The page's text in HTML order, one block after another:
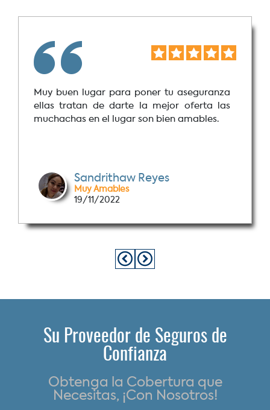
Muy buen lugar para poner tu aseguranza
ellas tratan de darte la mejor oferta las
muchachas en el lugar son bien amables.
Sandrithaw Reyes
Muy Amables
19/11/2022
Su Proveedor de Seguros de
Confianza
Obtenga la Cobertura que
Necesitas, ¡Con Nosotros!